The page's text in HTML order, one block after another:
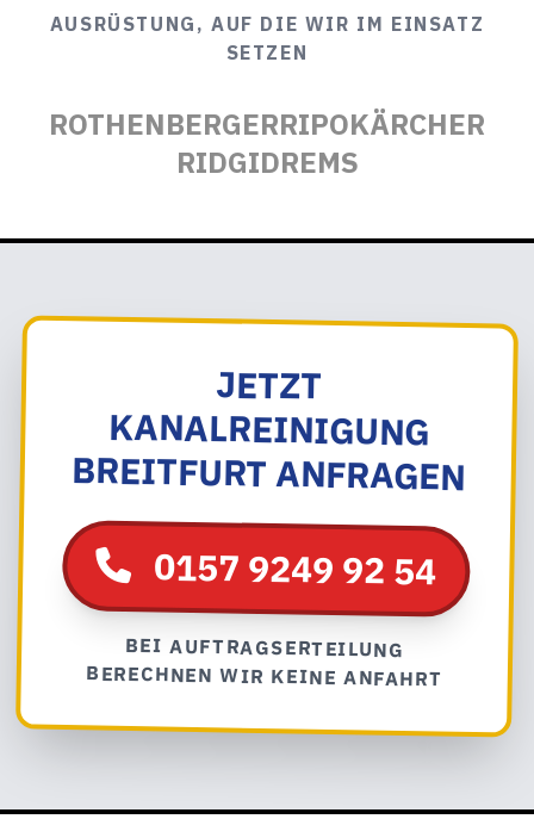
AUSRÜSTUNG, AUF DIE WIR IM EINSATZ
SETZEN
ROTHENBERGERRIPOKÄRCHER
RIDGIDREMS
JETZT
KANALREINIGUNG
BREITFURT ANFRAGEN
0157 9249 92 54
BEI AUFTRAGSERTEILUNG
BERECHNEN WIR KEINE ANFAHRT